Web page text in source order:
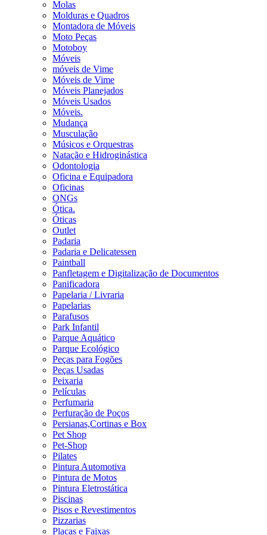
Molas
Molduras e Quadros
Montadora de Móveis
Moto Peças
Motoboy
Móveis
móveis de Vime
Móveis de Vime
Móveis Planejados
Móveis Usados
Móveis.
Mudança
Musculação
Músicos e Orquestras
Natação e Hidroginástica
Odontologia
Oficina e Equipadora
Oficinas
ONGs
Ótica.
Óticas
Outlet
Padaria
Padaria e Delicatessen
Paintball
Panfletagem e Digitalização de Documentos
Panificadora
Papelaria / Livraria
Papelarias
Parafusos
Park Infantil
Parque Aquático
Parque Ecológico
Peças para Fogões
Peças Usadas
Peixaria
Películas
Perfumaria
Perfuração de Poços
Persianas,Cortinas e Box
Pet Shop
Pet-Shop
Pilates
Pintura Automotiva
Pintura de Motos
Pintura Eletrostática
Piscinas
Pisos e Revestimentos
Pizzarias
Placas e Faixas